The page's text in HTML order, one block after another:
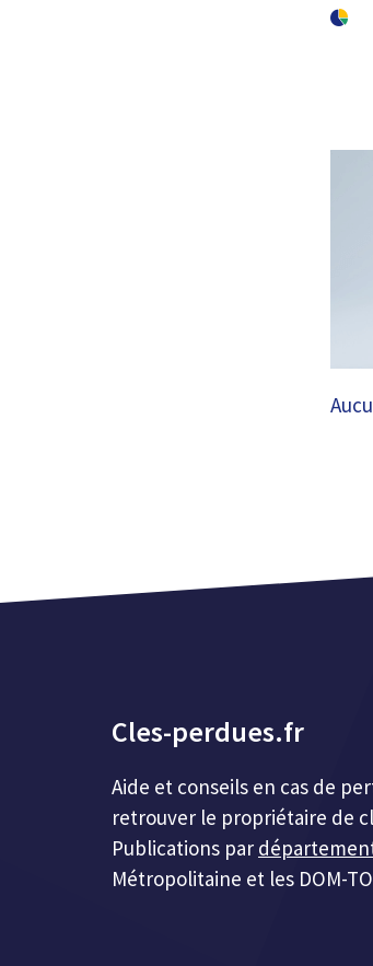
Cles-perdues.fr
Aide et conseils en cas de
retrouver le propriétaire de
Publications par
Métropolitaine et les DOM-